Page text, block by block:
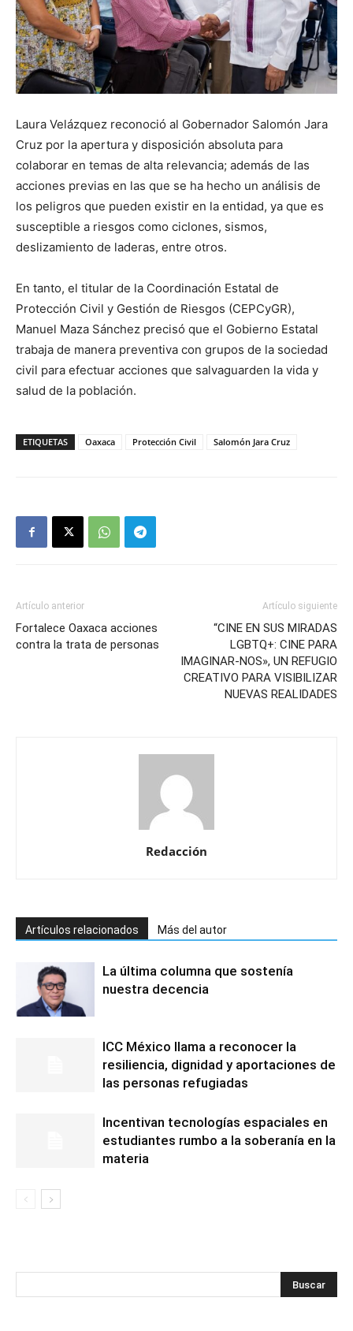
Laura Velázquez reconoció al Gobernador Salomón Jara
Cruz por la apertura y disposición absoluta para
colaborar en temas de alta relevancia; además de las
acciones previas en las que se ha hecho un análisis de
los peligros que pueden existir en la entidad, ya que es
susceptible a riesgos como ciclones, sismos,
deslizamiento de laderas, entre otros.
En tanto, el titular de la Coordinación Estatal de
Protección Civil y Gestión de Riesgos (CEPCyGR),
Manuel Maza Sánchez precisó que el Gobierno Estatal
trabaja de manera preventiva con grupos de la sociedad
civil para efectuar acciones que salvaguarden la vida y
salud de la población.
ETIQUETAS Oaxaca Protección Civil Salomón Jara Cruz
Artículo anterior
Fortalece Oaxaca acciones
contra la trata de personas
Artículo siguiente
“CINE EN SUS MIRADAS
LGBTQ+: CINE PARA
IMAGINAR-NOS», UN REFUGIO
CREATIVO PARA VISIBILIZAR
NUEVAS REALIDADES
Redacción
Artículos relacionados Más del autor
La última columna que sostenía
nuestra decencia
ICC México llama a reconocer la
resiliencia, dignidad y aportaciones de
las personas refugiadas
Incentivan tecnologías espaciales en
estudiantes rumbo a la soberanía en la
materia